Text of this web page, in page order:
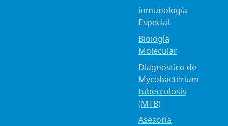
inmunología
Especial
Biología
Molecular
Diagnóstico de
Mycobacterium
tuberculosis
(MTB)
Asesoría